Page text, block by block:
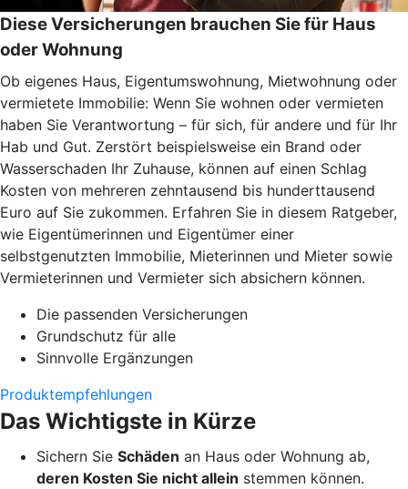
Diese Versicherungen brauchen Sie für Haus
oder Wohnung
Ob eigenes Haus, Eigentumswohnung, Mietwohnung oder
vermietete Immobilie: Wenn Sie wohnen oder vermieten
haben Sie Verantwortung – für sich, für andere und für Ihr
Hab und Gut. Zerstört beispielsweise ein Brand oder
Wasserschaden Ihr Zuhause, können auf einen Schlag
Kosten von mehreren zehntausend bis hunderttausend
Euro auf Sie zukommen. Erfahren Sie in diesem Ratgeber,
wie Eigentümerinnen und Eigentümer einer
selbstgenutzten Immobilie, Mieterinnen und Mieter sowie
Vermieterinnen und Vermieter sich absichern können.
Die passenden Versicherungen
Grundschutz für alle
Sinnvolle Ergänzungen
Produktempfehlungen
Das Wichtigste in Kürze
Sichern Sie Schäden an Haus oder Wohnung ab,
deren Kosten Sie nicht allein stemmen können.